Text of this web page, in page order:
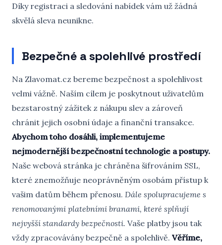
Díky registraci a sledování nabídek vám už žádná
skvělá sleva neunikne.
Bezpečné a spolehlivé prostředí
Na Zlavomat.cz bereme bezpečnost a spolehlivost
velmi vážně. Naším cílem je poskytnout uživatelům
bezstarostný zážitek z nákupu slev a zároveň
chránit jejich osobní údaje a finanční transakce.
Abychom toho dosáhli, implementujeme
nejmodernější bezpečnostní technologie a postupy.
Naše webová stránka je chráněna šifrováním SSL,
které znemožňuje neoprávněným osobám přístup k
vašim datům během přenosu. Dále spolupracujeme s
renomovanými platebními branami, které splňují
nejvyšší standardy bezpečnosti. Vaše platby jsou tak
vždy zpracovávány bezpečně a spolehlivě. Věříme,